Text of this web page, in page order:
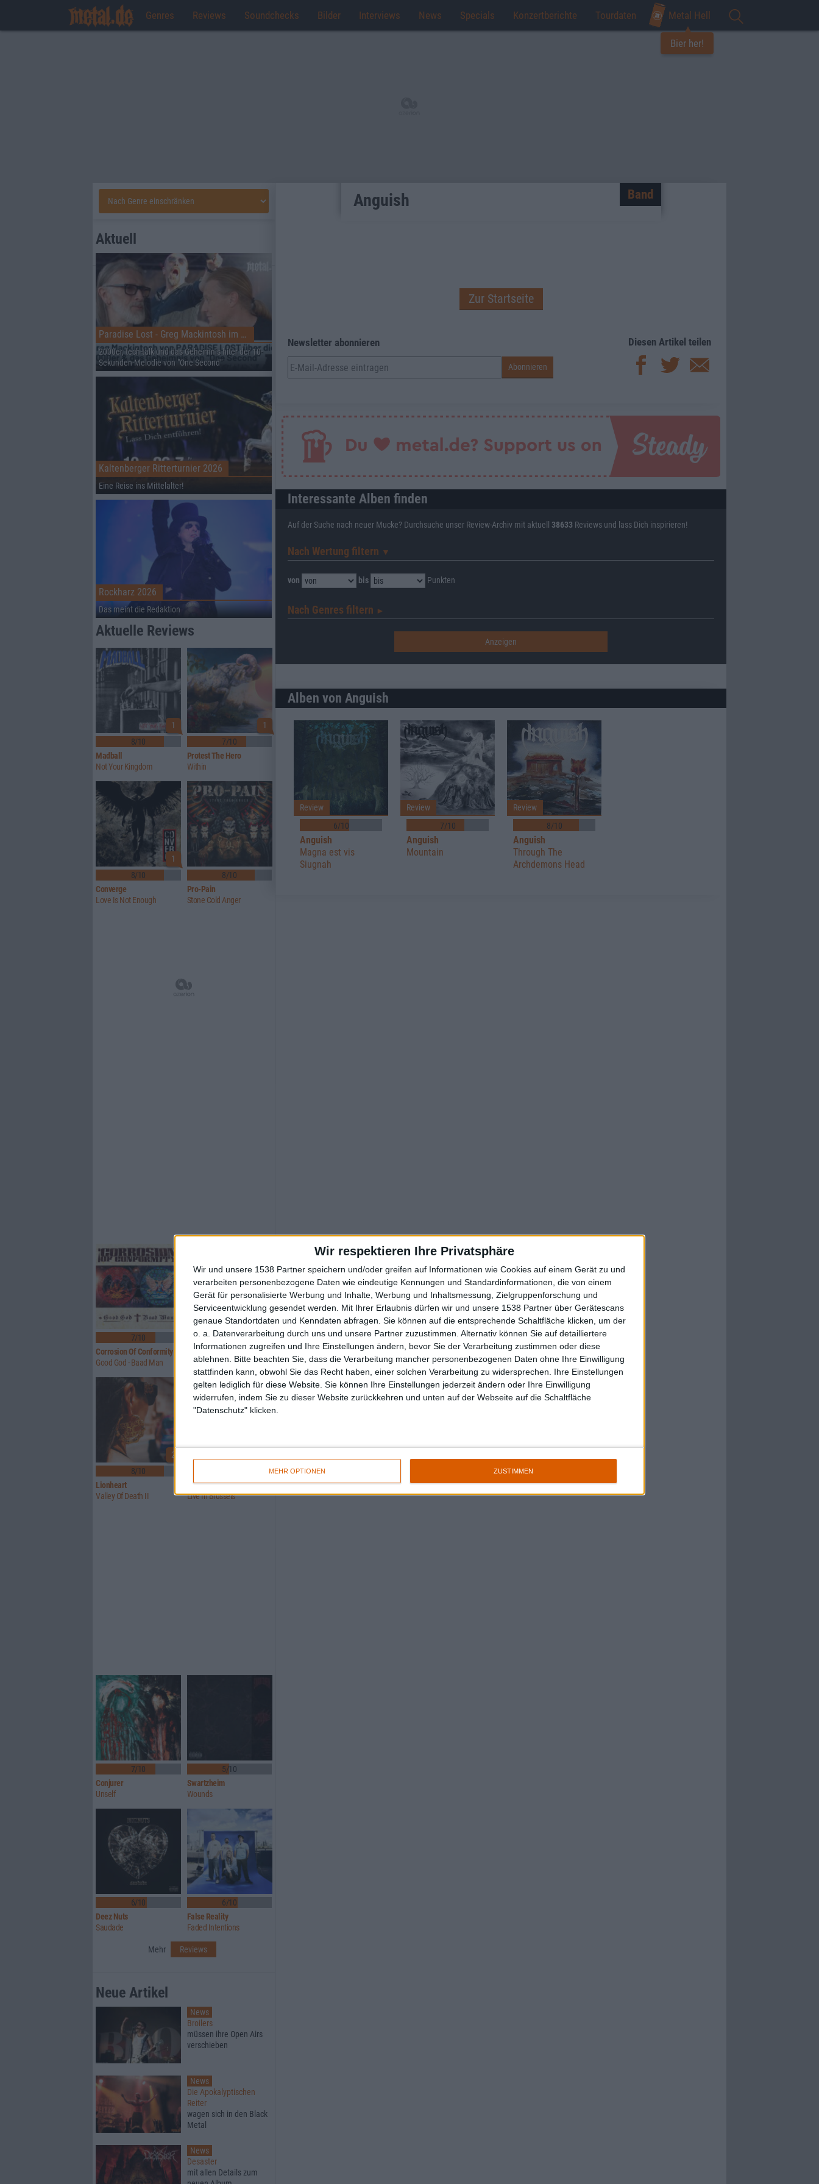
Wir respektieren Ihre Privatsphäre
Wir und unsere 1538 Partner speichern und/oder greifen auf Informationen wie Cookies auf einem Gerät zu und
verarbeiten personenbezogene Daten wie eindeutige Kennungen und Standardinformationen, die von einem
Gerät für personalisierte Werbung und Inhalte, Werbung und Inhaltsmessung, Zielgruppenforschung und
Serviceentwicklung gesendet werden.
Mit Ihrer Erlaubnis dürfen wir und unsere 1538 Partner über Gerätescans
genaue Standortdaten und Kenndaten abfragen. Sie können auf die entsprechende Schaltfläche klicken, um der
o. a. Datenverarbeitung durch uns und unsere Partner zuzustimmen. Alternativ können Sie auf detailliertere
Informationen zugreifen und Ihre Einstellungen ändern, bevor Sie der Verarbeitung zustimmen oder diese
ablehnen.
Bitte beachten Sie, dass die Verarbeitung mancher personenbezogenen Daten ohne Ihre Einwilligung
stattfinden kann, obwohl Sie das Recht haben, einer solchen Verarbeitung zu widersprechen. Ihre Einstellungen
gelten lediglich für diese Website. Sie können Ihre Einstellungen jederzeit ändern oder Ihre Einwilligung
widerrufen, indem Sie zu dieser Website zurückkehren und unten auf der Webseite auf die Schaltfläche
"Datenschutz" klicken.
MEHR OPTIONEN ZUSTIMMEN
Genres Reviews Soundchecks Bilder Interviews News Specials Konzertberichte Tourdaten Metal Hell
Bier her!
Anguish Band
Zur Startseite
Newsletter abonnieren Diesen Artikel teilen
Interessante Alben finden
Auf der Suche nach neuer Mucke? Durchsuche unser Review-Archiv mit aktuell 38633 Reviews und lass Dich inspirieren!
Nach Wertung filtern ▼︎
von bis Punkten
Nach Genres filtern ►︎
Alben von Anguish
6/10
Review
Anguish
Magna est vis
Siugnah
7/10
Review
Anguish
Mountain
8/10
Review
Anguish
Through The
Archdemons Head
Aktuell
Paradise Lost - Greg Mackintosh im Interview auf dem RHZ
2000er, tech-talk und das Geheimnis hiter der 10-
Sekunden-Melodie von "One Second"
Kaltenberger Ritterturnier 2026
Eine Reise ins Mittelalter!
Rockharz 2026
Das meint die Redaktion
Aktuelle Reviews
1
8/10
Madball
Not Your Kingdom
1
7/10
Protest The Hero
Within
1
8/10
Converge
Love Is Not Enough
8/10
Pro-Pain
Stone Cold Anger
7/10
Corrosion Of Conformity
Good God - Baad Man
2
8/10
Rosa Faenskap
Ingenting Forblir
2
8/10
Lionheart
Valley Of Death II
Brutus (BE)
Live In Brussels
7/10
Conjurer
Unself
5/10
Swartzheim
Wounds
6/10
Deez Nuts
Saudade
6/10
False Reality
Faded Intentions
Mehr Reviews
Neue Artikel
News
Broilers
müssen ihre Open Airs
verschieben
News
Die Apokalyptischen
Reiter
wagen sich in den Black
Metal
News
Desaster
mit allen Details zum